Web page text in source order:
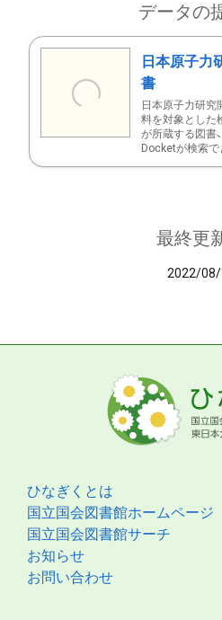
データの
日本原子力
書
日本原子力研究
料を対象とした
が所蔵する図書
Docketが検索で
最終更
2022/08/
ひなぎくとは
国立国会図書館ホームページ
国立国会図書館サーチ
お知らせ
お問い合わせ